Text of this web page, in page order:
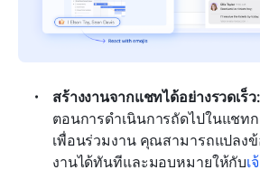
สร้างงานจากแชทได้อย่างรวดเร็ว:
ตอนการดำเนินการถัดไปในแชท
เพื่อนร่วมงาน คุณสามารถแปลง
งานได้ทันทีและมอบหมายให้กับเ